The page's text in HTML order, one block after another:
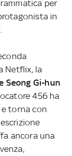
per
in
Netflix, la
Seong Gi-hun
456 ha
torna con
ancora una